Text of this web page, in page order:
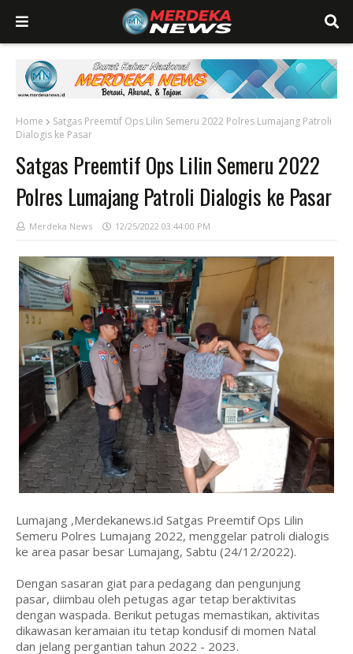
Home
Satgas Preemtif Ops Lilin Semeru 2022 Polres Lumajang Patroli
Dialogis ke Pasar
Satgas Preemtif Ops Lilin Semeru 2022
Polres Lumajang Patroli Dialogis ke Pasar
Merdeka News 12/25/2022 03:44:00 PM
Lumajang ,Merdekanews.id Satgas Preemtif Ops Lilin
Semeru Polres Lumajang 2022, menggelar patroli dialogis
ke area pasar besar Lumajang, Sabtu (24/12/2022).
Dengan sasaran giat para pedagang dan pengunjung
pasar, diimbau oleh petugas agar tetap beraktivitas
dengan waspada. Berikut petugas memastikan, aktivitas
dikawasan keramaian itu tetap kondusif di momen Natal
dan jelang pergantian tahun 2022 - 2023.